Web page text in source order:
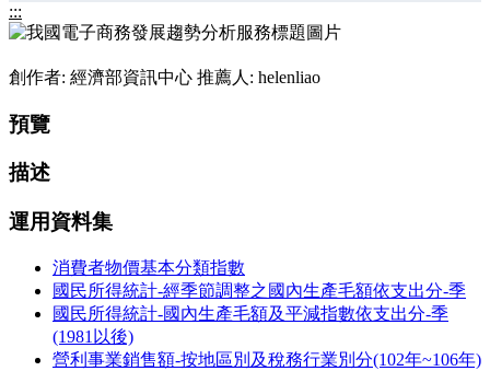
:::
創作者: 經濟部資訊中心 推薦人: helenliao
預覽
描述
運用資料集
消費者物價基本分類指數
國民所得統計-經季節調整之國內生產毛額依支出分-季
國民所得統計-國內生產毛額及平減指數依支出分-季
(1981以後)
營利事業銷售額-按地區別及稅務行業別分(102年~106年)